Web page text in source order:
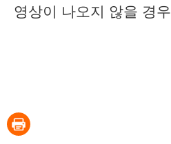
영상이 나오지 않을 경우